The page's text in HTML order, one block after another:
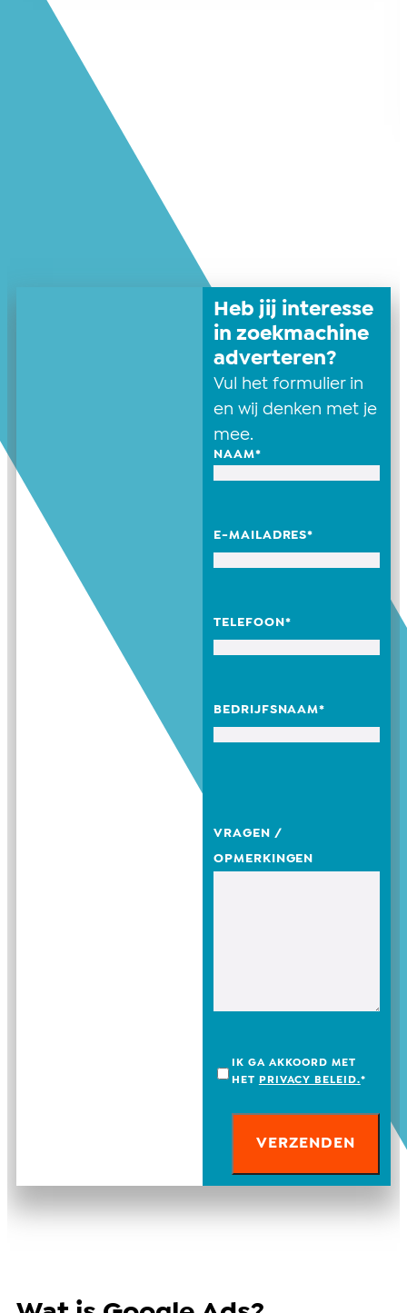
Heb jij interesse
in zoekmachine
adverteren?
Vul het formulier in
en wij denken met je
mee.
NAAM*
E-MAILADRES*
TELEFOON *
BEDRIJFSNAAM*
VRAGEN /
OPMERKINGEN
IK GA AKKOORD MET
HET
PRIVACY BELEID.*